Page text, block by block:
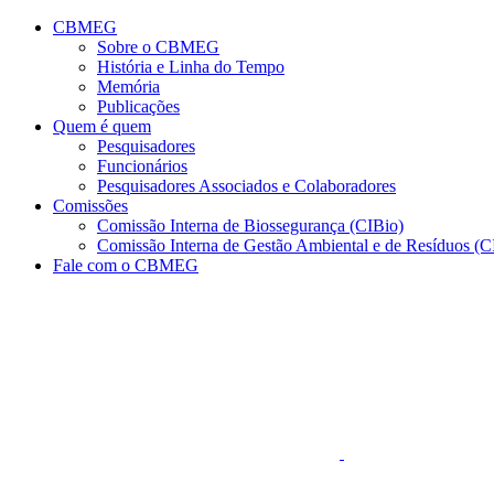
Conteúdo principal
CBMEG
Sobre o CBMEG
História e Linha do Tempo
Memória
Publicações
Quem é quem
Pesquisadores
Funcionários
Pesquisadores Associados e Colaboradores
Comissões
Comissão Interna de Biossegurança (CIBio)
Comissão Interna de Gestão Ambiental e de Resíduos
Fale com o CBMEG